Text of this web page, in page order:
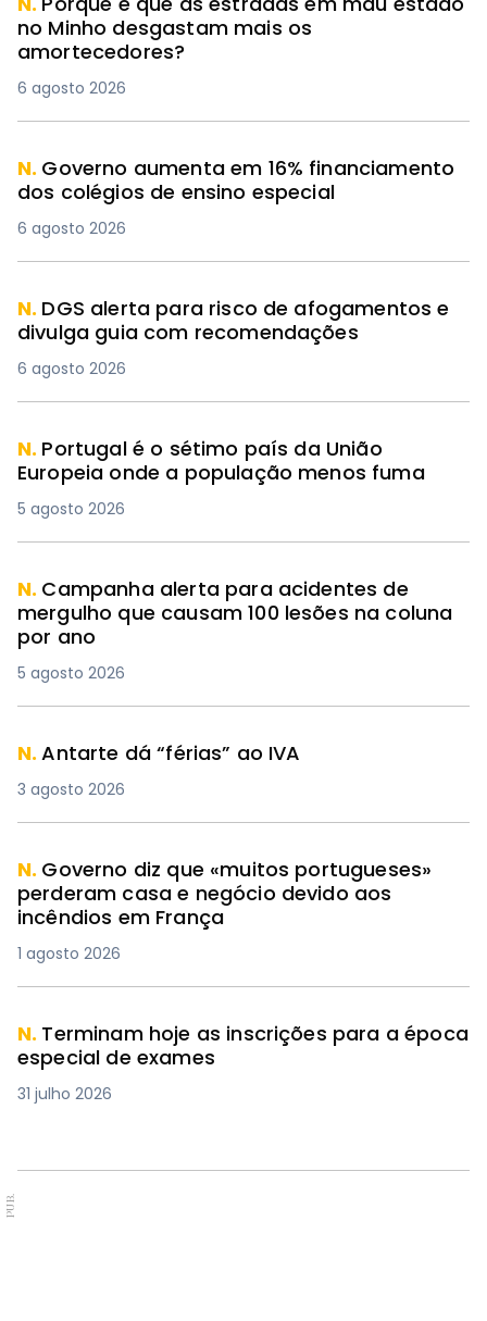
no Minho desgastam mais os
amortecedores?
6 agosto 2026
N. Governo aumenta em 16% financiamento
dos colégios de ensino especial
6 agosto 2026
N. DGS alerta para risco de afogamentos e
divulga guia com recomendações
6 agosto 2026
N. Portugal é o sétimo país da União
Europeia onde a população menos fuma
5 agosto 2026
N. Campanha alerta para acidentes de
mergulho que causam 100 lesões na coluna
por ano
5 agosto 2026
N.Antarte dá “férias” ao IVA
3 agosto 2026
N. Governo diz que «muitos portugueses»
perderam casa e negócio devido aos
incêndios em França
1 agosto 2026
N. Terminam hoje as inscrições para a época
especial de exames
31 julho 2026
PUB.